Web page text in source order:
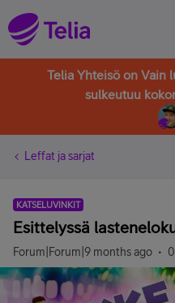
Telia Yhteisö on Vain
sulkeutuu
Leffat ja sarjat
KATSELUVINKIT
Esittelyssä
Forum|Forum|9 months ago